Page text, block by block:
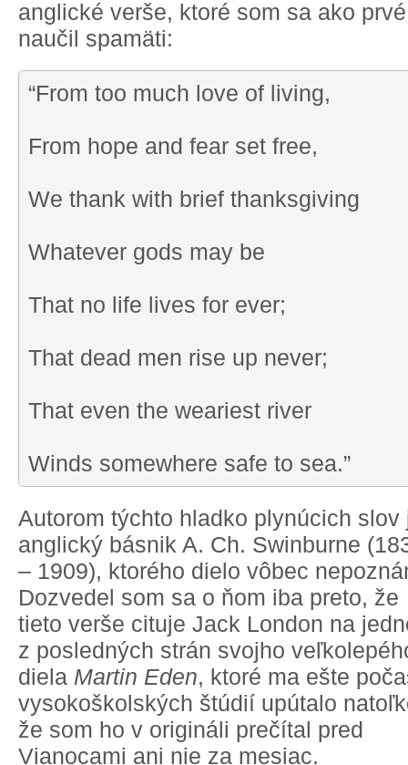
anglické verše, ktoré som sa ako prvé
naučil spamäti:
“From too much love of living,
From hope and fear set free,
We thank with brief thanksgiving
Whatever gods may be
That no life lives for ever;
That dead men rise up never;
That even the weariest river
Winds somewhere safe to sea.”
Autorom týchto hladko plynúcich slov
anglický básnik A. Ch. Swinburne
– 1909), ktorého dielo vôbec
Dozvedel som sa o ňom iba preto, že
tieto verše cituje Jack London na
z posledných strán svojho
diela Martin Eden, ktoré ma ešte
vysokoškolských štúdií upútalo
že som ho v origináli prečítal pred
Vianocami ani nie za mesiac.